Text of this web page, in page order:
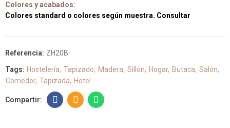
Colores y acabados:
Colores standard o colores según muestra. Consultar
Referencia: ZH20B
Tags: Hostelería Tapizado Madera Sillón Hogar Butaca Salón
Comedor Tapizada Hotel